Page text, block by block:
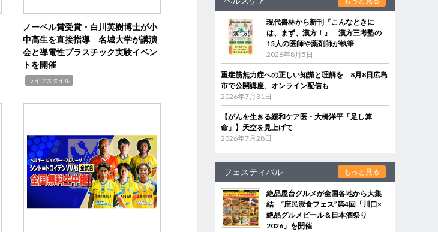
ノーベル賞受賞・白川英樹博士が小
中高生を直接指導 名城大学が講演
会と導電性プラスチック実験イベン
トを開催
ライフスタイル
現代書林から新刊『こんなときに
は、まず、漢方！』 漢方三考塾の
15人の医師や薬剤師が執筆
2026年8月5日
重症筋無力症への正しい知識と理解を 8月8日広島
市で公開講座、オンライン配信も
2026年7月31日
【がんを生きる緩和ケア医・大橋洋平「足し算
命」】天空を見上げて
2026年7月28日
フェスティバル もっと見る
絶品屋台グルメが全国各地から大集
結 “庶民派食フェス”第4回「川口×
絶品グルメビール＆日本酒祭り
2026」を開催